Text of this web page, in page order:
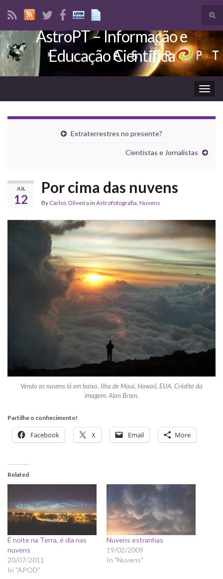
Search for:
AstroPT – Informação e
Educação Científica
Extraterrestres no presente?
Cientistas e Jornalistas
JUL
12
Por cima das nuvens
By Carlos Oliveira in Astrofotografia, Nuvens
Vendo as nuvens lá em baixo. Ilha de Maui, Hawaii, EUA. Crédito da
imagem: Alan Brten.
Partilhe o conhecimento!
Facebook X Email More
Related
É noite na Terra, é dia nas
nuvens
20/07/2011
In "APOD"
Nuvens estranhas
19/02/2009
In "Nuvens"